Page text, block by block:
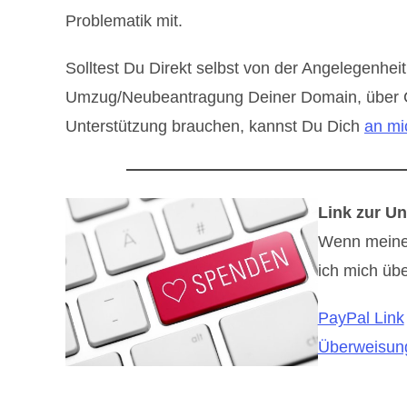
Problematik mit.
Solltest Du Direkt selbst von der
Umzug/Neubeantragung Deiner Domain,
Unterstützung brauchen, kannst Du Dich an
Link zur
Wenn
ich mich
PayPal Link